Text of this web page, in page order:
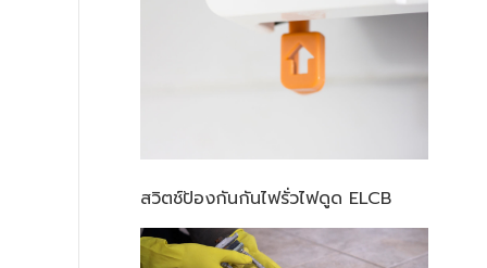
สวิตช์ป้องกันกันไฟรั่วไฟดูด ELCB